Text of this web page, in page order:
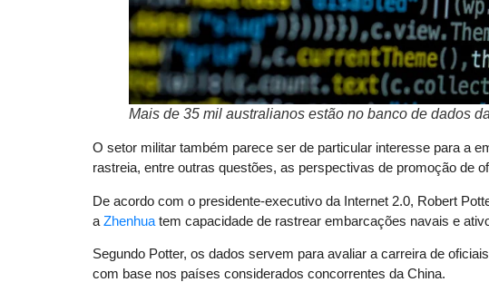
Mais de 35 mil australianos estão no banco de dados
O setor militar também parece ser de particular interesse para a
rastreia, entre outras questões, as perspectivas de promoção de
De acordo com o presidente-executivo da Internet 2.0, Robert
a Zhenhua tem capacidade de rastrear embarcações navais e
Segundo Potter, os dados servem para avaliar a carreira de
com base nos países considerados concorrentes da China.